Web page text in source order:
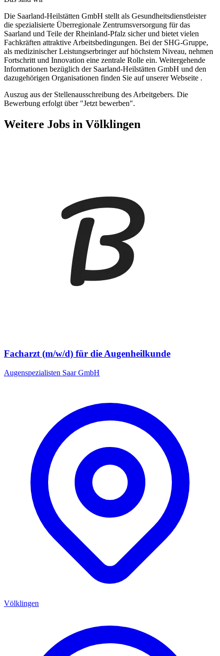
Die Saarland-Heilstätten GmbH stellt als Gesundheitsdienstleister
die spezialisierte Überregionale Zentrumsversorgung für das
Saarland und Teile der Rheinland-Pfalz sicher und bietet vielen
Fachkräften attraktive Arbeitsbedingungen. Bei der SHG-Gruppe,
als medizinischer Leistungserbringer auf höchstem Niveau, nehmen
Fortschritt und Innovation eine zentrale Rolle ein. Weitergehende
Informationen bezüglich der Saarland-Heilstätten GmbH und den
dazugehörigen Organisationen finden Sie auf unserer Webseite .
Auszug aus der Stellenausschreibung des Arbeitgebers. Die
Bewerbung erfolgt über "Jetzt bewerben".
Weitere Jobs in Völklingen
Facharzt (m/w/d) für die Augenheilkunde
Augenspezialisten Saar GmbH
Völklingen